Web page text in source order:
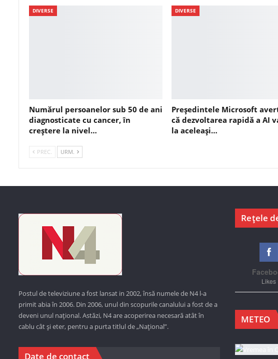
DIVERSE
Numărul persoanelor sub 50 de ani
diagnosticate cu cancer, în
creştere la nivel…
DIVERSE
Președintele Microsoft
că dezvoltarea rapidă a AI
la aceleași…
PREC. URM.
Postul de televiziune a fost lansat in 2002, însă numele de N4 l-a
primit abia în 2006. Din 2006, unul din scopurile canalului a fost de a
deveni unul național. Astăzi, N4 are acoperirea necesară atât în
cablu cât și eter, pentru a purta titlul de „Național”.
Date de contact
Rețele
Likes
METEO